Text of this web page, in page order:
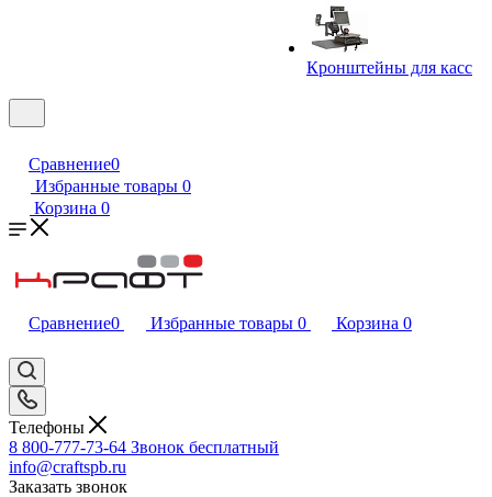
Кронштейны для касс
Сравнение0
Избранные товары 0
Корзина 0
Сравнение0 Избранные товары 0 Корзина 0
Телефоны
8 800-777-73-64 Звонок бесплатный
info@craftspb.ru
Заказать звонок